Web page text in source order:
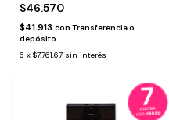
$46.570
$41.913 con Transferencia o
depósito
6 x $7.761,67 sin interés